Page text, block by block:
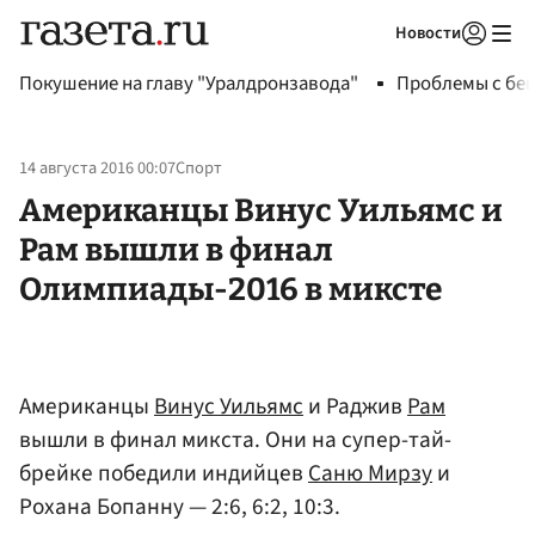
Новости
Покушение на главу "Уралдронзавода" Проблемы с
14 августа 2016 00:07Спорт
Американцы Винус Уильямс и
Рам вышли в финал
Олимпиады-2016 в миксте
АмериканцыВинус Уильямси РадживРам
вышли в финал микста. Они на супер-тай-
брейке победили индийцевСаню Мирзуи
Рохана Бопанну — 2:6, 6:2, 10:3.